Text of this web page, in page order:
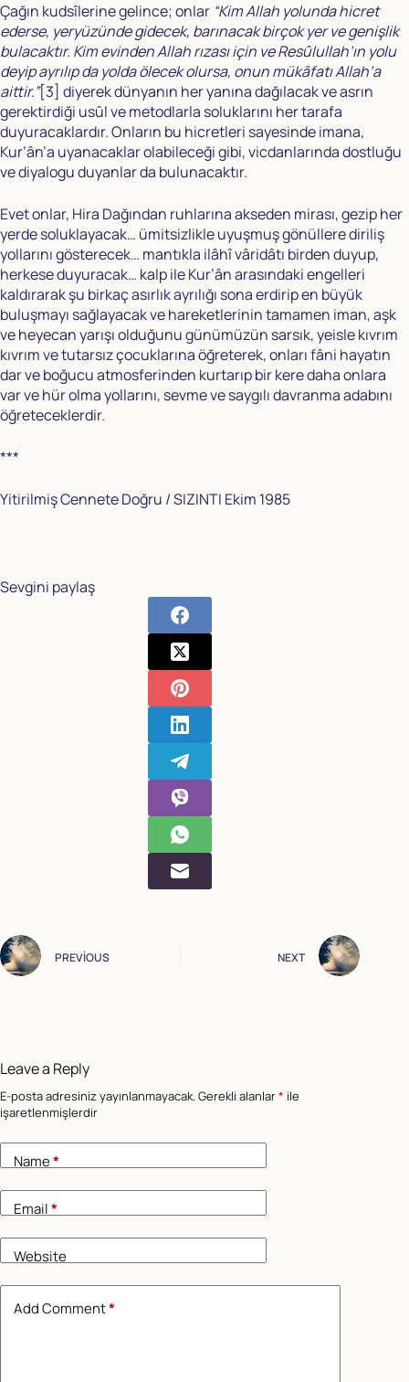
Çağın kudsîlerine gelince; onlar “Kim Allah yolunda hicret
ederse, yeryüzünde gidecek, barınacak birçok yer ve genişlik
bulacaktır. Kim evinden Allah rızası için ve Resûlullah’ın yolu
deyip ayrılıp da yolda ölecek olursa, onun mükâfatı Allah’a
aittir.”[3] diyerek dünyanın her yanına dağılacak ve asrın
gerektirdiği usûl ve metodlarla soluklarını her tarafa
duyuracaklardır. Onların bu hicretleri sayesinde imana,
Kur’ân’a uyanacaklar olabileceği gibi, vicdanlarında dostluğu
ve diyalogu duyanlar da bulunacaktır.
Evet onlar, Hira Dağından ruhlarına akseden mirası, gezip her
yerde soluklayacak… ümitsizlikle uyuşmuş gönüllere diriliş
yollarını gösterecek… mantıkla ilâhî vâridâtı birden duyup,
herkese duyuracak… kalp ile Kur’ân arasındaki engelleri
kaldırarak şu birkaç asırlık ayrılığı sona erdirip en büyük
buluşmayı sağlayacak ve hareketlerinin tamamen iman, aşk
ve heyecan yarışı olduğunu günümüzün sarsık, yeisle kıvrım
kıvrım ve tutarsız çocuklarına öğreterek, onları fâni hayatın
dar ve boğucu atmosferinden kurtarıp bir kere daha onlara
var ve hür olma yollarını, sevme ve saygılı davranma adabını
öğreteceklerdir.
***
Yitirilmiş Cennete Doğru / SIZINTI Ekim 1985
Sevgini paylaş
PREVIOUS NEXT
Leave a Reply
E-posta adresiniz yayınlanmayacak.Gerekli alanlar* ile
işaretlenmişlerdir
Name*
Email*
Website
Add Comment*